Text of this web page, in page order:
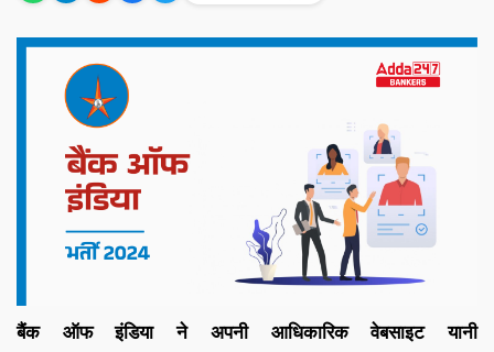
बैंक ऑफ इंडिया ने अपनी आधिकारिक वेबसाइट यानी